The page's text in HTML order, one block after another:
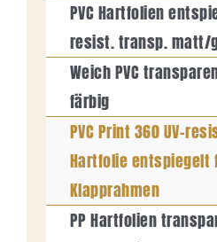
KURSE/CHARTS
KONTAKT
PVC Hartfolien
resist. transp. matt/
Weich PVC
färbig
PVC Print 360 UV-
Hartfolie entspiegelt
Klapprahmen
PP Hartfolien